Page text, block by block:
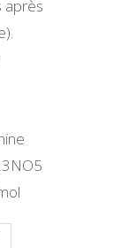
après